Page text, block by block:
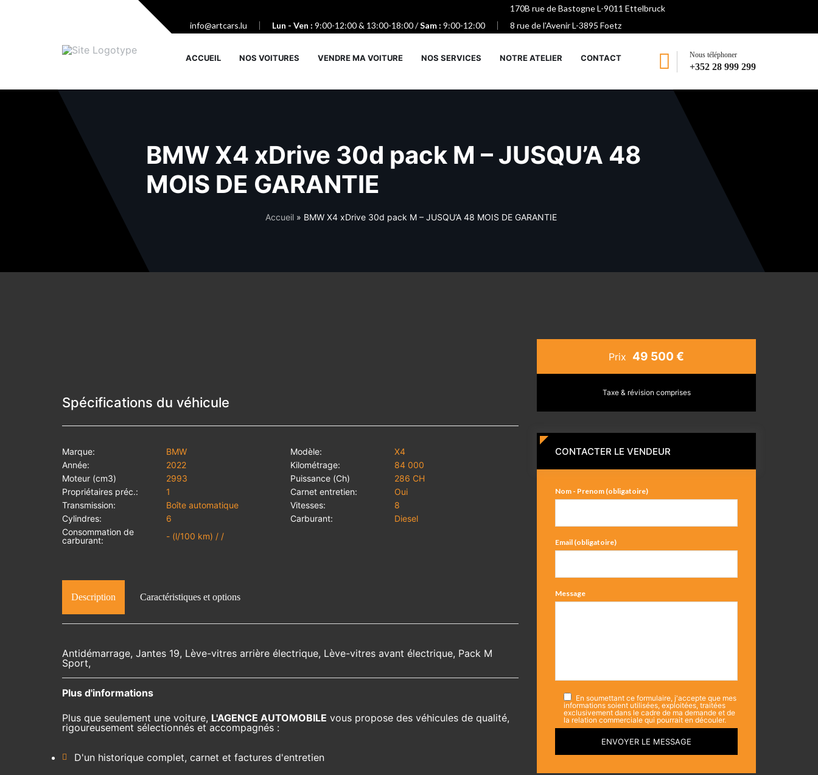
info@artcars.lu Lun - Ven : 9:00-12:00 & 13:00-18:00 /Sam : 9:00-12:00
170B rue de Bastogne L-9011 Ettelbruck
8 rue de l'Avenir L-3895 Foetz
Nous téléphoner
+352 28 999 299
ACCUEIL NOS VOITURES VENDRE MA VOITURE NOS SERVICES NOTRE ATELIER CONTACT
BMW X4 xDrive 30d pack M – JUSQU’A 48
MOIS DE GARANTIE
Accueil » BMW X4 xDrive 30d pack M – JUSQU’A 48 MOIS DE GARANTIE
Spécifications du véhicule
Marque: BMW Modèle:
X4
Année:
2022 Kilométrage:
84 000
Moteur (cm3)
2993 Puissance (Ch)
286 CH
Propriétaires préc.:
1 Carnet entretien:
Oui
Transmission:
Boîte automatique Vitesses:
8
Cylindres:
6 Carburant:
Diesel
Consommation de
carburant:
- (l/100 km) / /
Description Caractéristiques et options
Antidémarrage, Jantes 19, Lève-vitres arrière électrique, Lève-vitres avant électrique, Pack M
Sport,
Plus d'informations
Plus que seulement une voiture, L'AGENCE AUTOMOBILE vous propose des véhicules de qualité,
rigoureusement sélectionnés et accompagnés :
D'un historique complet, carnet et factures d'entretien
Prix 49 500 €
Taxe & révision comprises
CONTACTER LE VENDEUR
Nom - Prenom (obligatoire)
Email (obligatoire)
Message
En soumettant ce formulaire, j'accepte que mes
informations soient utilisées, exploitées, traitées
exclusivement dans le cadre de ma demande et de
la relation commerciale qui pourrait en découler.
ENVOYER LE MESSAGE